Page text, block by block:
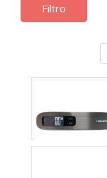
Filtro